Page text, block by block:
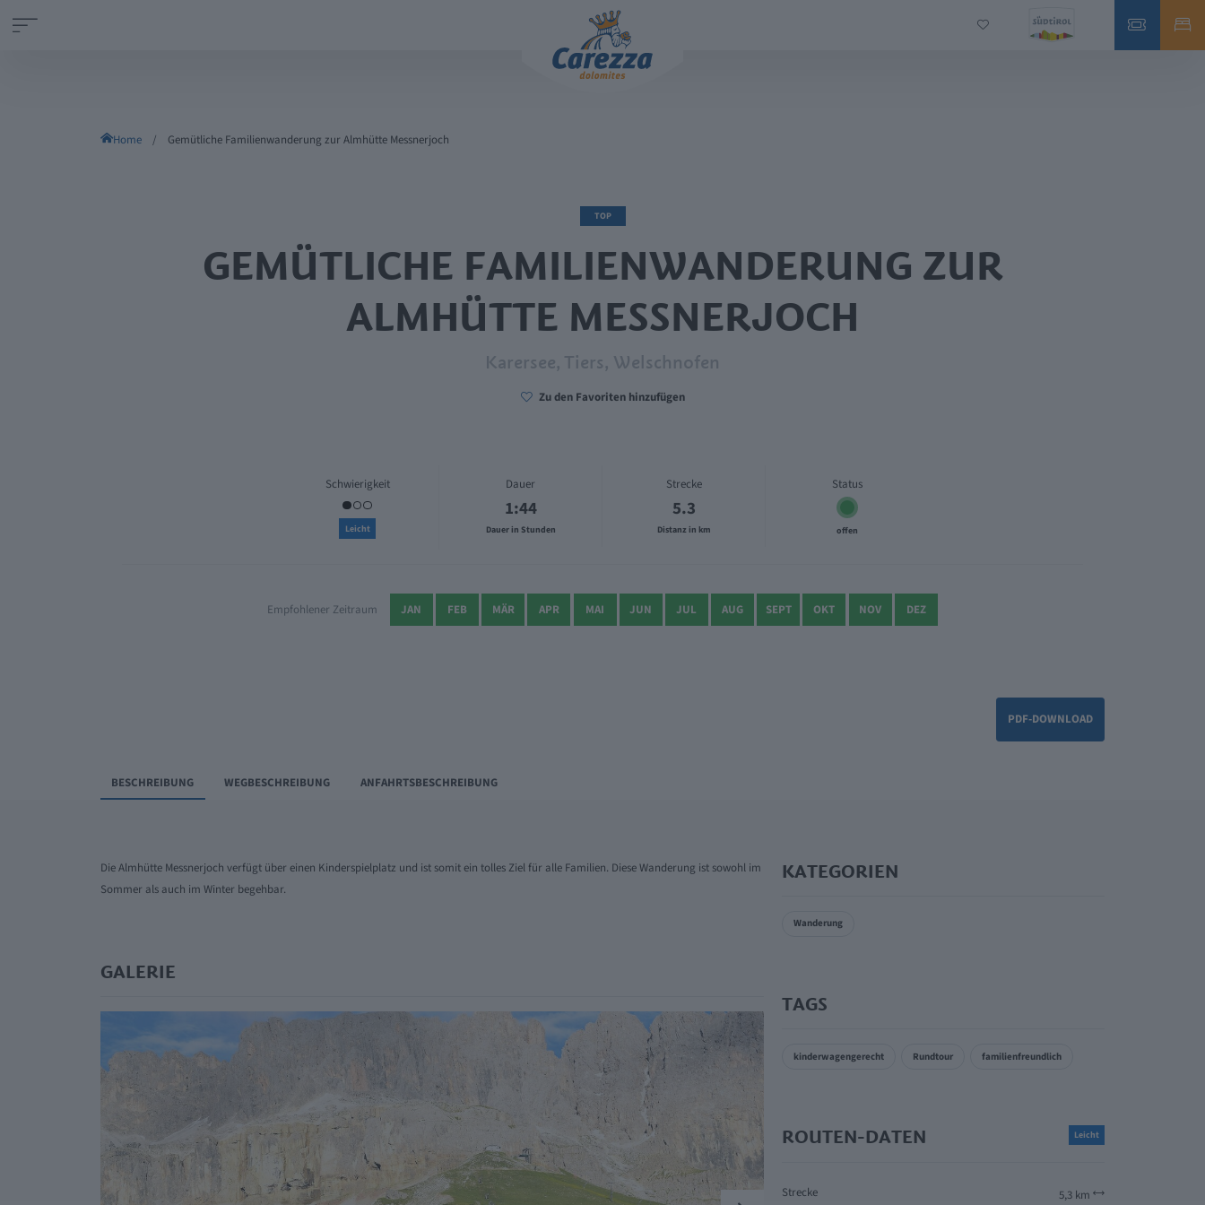
Home Gemütliche Familienwanderung zur Almhütte Messnerjoch
TOP
GEMÜTLICHE FAMILIENWANDERUNG ZUR
ALMHÜTTE MESSNERJOCH
Karersee, Tiers, Welschnofen
Zu den Favoriten hinzufügen
Schwierigkeit
Leicht
Dauer
1:44
Dauer in Stunden
Strecke
5.3
Distanz in km
Status
offen
Empfohlener Zeitraum JAN FEB MÄR APR MAI JUN JUL AUG SEPT OKT NOV DEZ
PDF-DOWNLOAD
BESCHREIBUNG WEGBESCHREIBUNG ANFAHRTSBESCHREIBUNG
Die Almhütte Messnerjoch verfügt über einen Kinderspielplatz und ist somit ein tolles Ziel für alle Familien. Diese Wanderung ist sowohl im
Sommer als auch im Winter begehbar.
GALERIE
KATEGORIEN
Wanderung
TAGS
kinderwagengerecht Rundtour familienfreundlich
ROUTEN-DATEN Leicht
Strecke
5,3 km